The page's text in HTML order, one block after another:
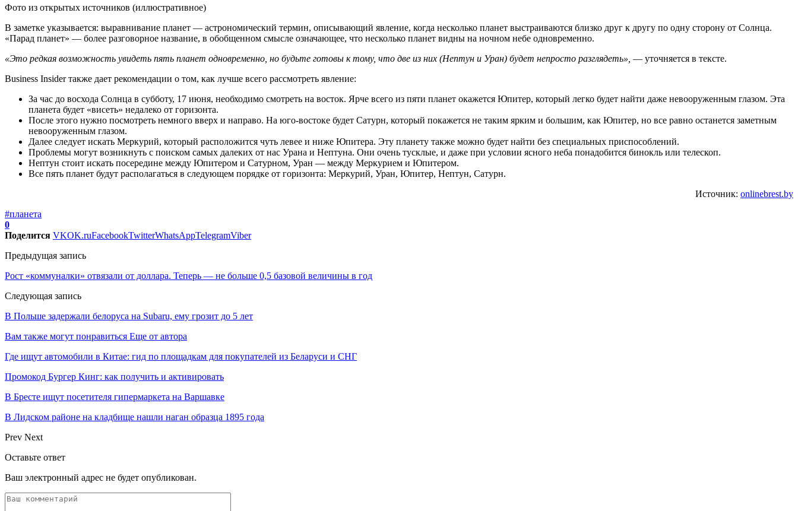
Фото из открытых источников (иллюстративное)
В заметке указывается: выравнивание планет — астрономический термин, описывающий явление, когда несколько планет выстраиваются близко друг к другу по одну сторону от Солнца.
«Парад планет» — более разговорное название, в обобщенном смысле означающее, что несколько планет видны на ночном небе одновременно.
«Это редкая возможность увидеть пять планет одновременно, но будьте готовы к тому, что две из них (Нептун и Уран) будет непросто разглядеть», — уточняется в тексте.
Business Insider также дает рекомендации о том, как лучше всего рассмотреть явление:
За час до восхода Солнца в субботу, 17 июня, необходимо смотреть на восток. Ярче всего из пяти планет окажется Юпитер, который легко будет найти даже невооруженным глазом. Эта
планета будет «висеть» недалеко от горизонта.
После этого нужно посмотреть немного вверх и направо. На юго-востоке будет Сатурн, который покажется не таким ярким и большим, как Юпитер, но все равно останется заметным
невооруженным глазом.
Далее следует искать Меркурий, который расположится чуть левее и ниже Юпитера. Эту планету также можно будет найти без специальных приспособлений.
Проблемы могут возникнуть с поиском самых далеких от нас Урана и Нептуна. Они очень тусклые, и даже при условии ясного неба понадобится бинокль или телескоп.
Нептун стоит искать посередине между Юпитером и Сатурном, Уран — между Меркурием и Юпитером.
Все пять планет будут располагаться в следующем порядке от горизонта: Меркурий, Уран, Юпитер, Нептун, Сатурн.
Источник: onlinebrest.by
#планета
0
Поделится VKOK.ruFacebookTwitterWhatsAppTelegramViber
Предыдущая запись
Рост «коммуналки» отвязали от доллара. Теперь — не больше 0,5 базовой величины в год
Следующая запись
В Польше задержали белоруса на Subaru, ему грозит до 5 лет
Вам также могут понравиться Еще от автора
Где ищут автомобили в Китае: гид по площадкам для покупателей из Беларуси и СНГ
Промокод Бургер Кинг: как получить и активировать
В Бресте ищут посетителя гипермаркета на Варшавке
В Лидском районе на кладбище нашли наган образца 1895 года
Prev Next
Оставьте ответ
Ваш электронный адрес не будет опубликован.